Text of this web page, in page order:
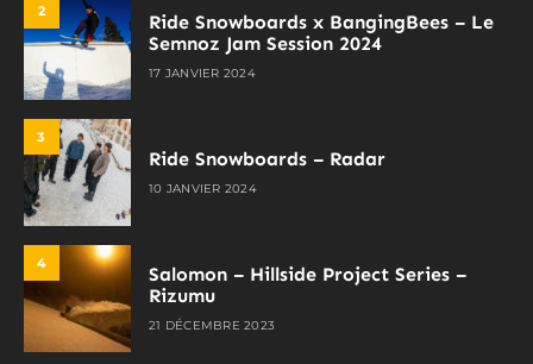
2
Ride Snowboards x BangingBees – Le
Semnoz Jam Session 2024
17 JANVIER 2024
3
Ride Snowboards – Radar
10 JANVIER 2024
4
Salomon – Hillside Project Series –
Rizumu
21 DÉCEMBRE 2023